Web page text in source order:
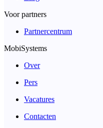
Voor partners
Partnercentrum
MobiSystems
Over
Pers
Vacatures
Contacten